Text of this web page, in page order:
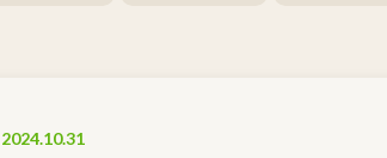
2024.10.31